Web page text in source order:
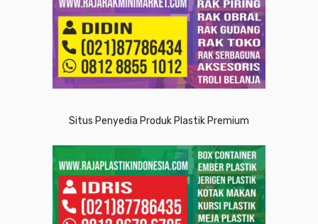
Situs Penyedia Produk Plastik Premium